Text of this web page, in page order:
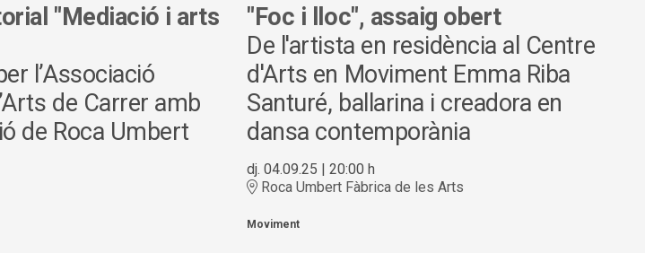
"Mediació i arts
l’Associació
de Carrer amb
de Roca Umbert
"Foc i lloc", assaig obert
De l'artista en residència al Centre
d'Arts en Moviment Emma Riba
Santuré, ballarina i creadora en
dansa contemporània
dj. 04.09.25 |20:00 h
Roca Umbert Fàbrica de les Arts
Moviment